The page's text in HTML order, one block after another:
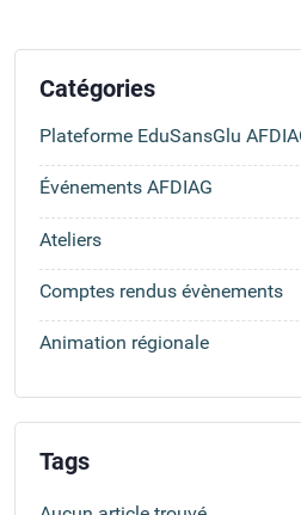
Catégories
Plateforme EduSansGlu
Événements AFDIAG
Ateliers
Comptes rendus évènements
Animation régionale
Tags